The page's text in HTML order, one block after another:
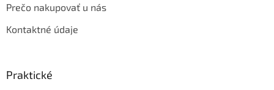
Prečo nakupovať u nás
Kontaktné údaje
Praktické